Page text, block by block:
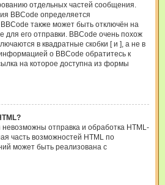
отдельных частей сообщения.
BBCode определяется
также может быть отключён на
его отправки. BBCode очень похож
в квадратные скобки [ и ], а не в
о BBCode обратитесь к
на которое доступна из формы
отправка и обработка HTML-
часть возможностей HTML по
может быть реализована с